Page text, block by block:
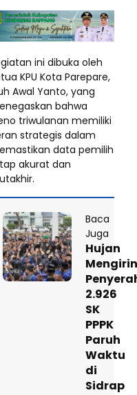
ini dibuka oleh
KPU Kota Parepare,
Awal Yanto, yang
bahwa
triwulanan memiliki
strategis dalam
data pemilih
akurat dan
Baca
Juga
Hujan
2.926
SK
PPPK
Paruh
Waktu
di
Sidrap